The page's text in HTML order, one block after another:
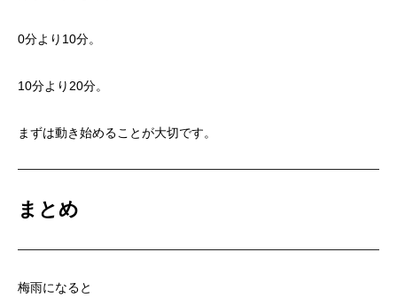
0分より10分。
10分より20分。
まずは動き始めることが大切です。
まとめ
梅雨になると